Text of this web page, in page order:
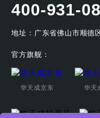
400-931-
地址：广东省佛山市顺德
官方旗舰：
华天成京东 华天